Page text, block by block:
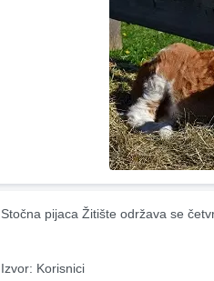
Stočna pijaca Žitište održava se
Izvor: Korisnici